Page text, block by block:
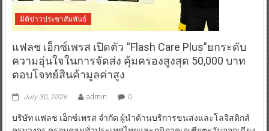
มิติข่าวประชาสัมพันธ์
แฟลช เอ็กซ์เพรส เปิดตัว “Flash Care Plus”ยกระดับ
ความอุ่นใจในการจัดส่ง คุ้มครองสูงสุด 50,000 บาท
ตอบโจทย์สินค้ามูลค่าสูง
July 30, 2026 admin 0
บริษัท แฟลช เอ็กซ์เพรส จำกัด ผู้นำด้านบริการขนส่งและโลจิสติกส์